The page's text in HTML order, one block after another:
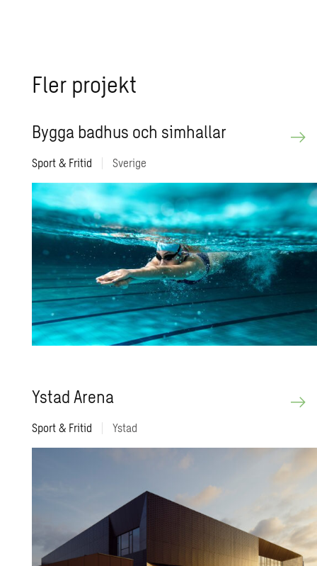
Fler pro­jekt
Bygga bad­hus och sim­hal­lar
Sport & Fritid Sverige
Ystad Arena
Sport & Fritid Ystad